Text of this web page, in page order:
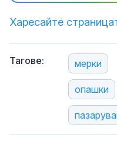
Харесайте
Тагове: мерки
опашки